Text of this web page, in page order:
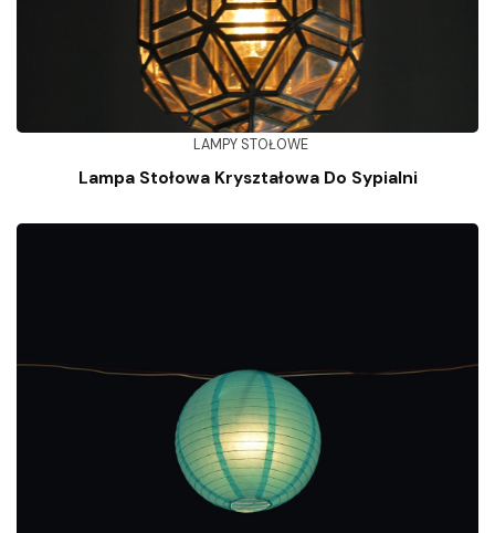
LAMPY STOŁOWE
Lampa Stołowa Kryształowa Do Sypialni